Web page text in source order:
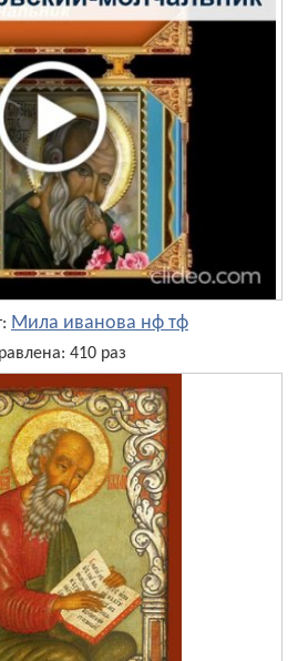
Мила иванова нф тф
410 раз